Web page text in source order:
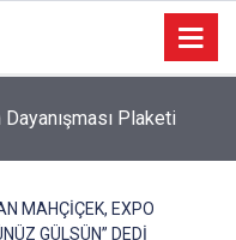
Teşekkür
MAHÇİÇEK, EXPO
GÜLSÜN” DEDİ